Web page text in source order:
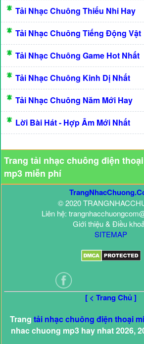
Tải Nhạc Chuông Thiếu Nhi Hay
Tải Nhạc Chuông Tiếng Động Vật
Tải Nhạc Chuông Game Hot Nhất
Tải Nhạc Chuông Kinh Dị Nhất
Tải Nhạc Chuông Năm Mới Hay
Lời Bài Hát - Hợp Âm Mới Nhất
Trang tải nhạc chuông điện
mp3 miễn phí
© 2020
Liên hệ:
Giới thiệu & Điều
SITEMAP
[ < Trang Chủ ]
Trang tải nhạc chuông điện thoại
nhac chuong mp3 hay nhat 2026,